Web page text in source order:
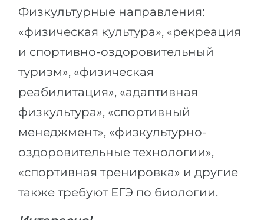
Физкультурные направления:
«физическая культура», «рекреация
и спортивно-оздоровительный
туризм», «физическая
реабилитация», «адаптивная
физкультура», «спортивный
менеджмент», «физкультурно-
оздоровительные технологии»,
«спортивная тренировка» и другие
также требуют ЕГЭ по биологии.